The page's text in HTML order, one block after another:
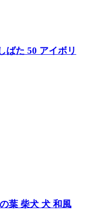
ばた 50 アイボリ
葉 柴犬 犬 和風